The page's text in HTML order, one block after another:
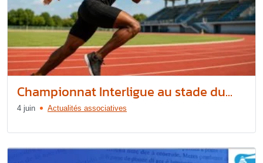
Championnat Interligue au stade du...
4 juin Actualités associatives